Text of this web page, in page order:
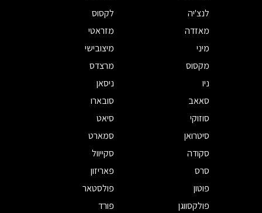
לנצ'יה
לקסוס
מאזדה
מזראטי
מיני
מיצובישי
מקסוס
מרצדס
ניו
ניסאן
סאאב
סובארו
סוזוקי
סיאט
סיטרואן
סמארט
סקודה
סקייוול
סרס
פאריזון
פוטון
פולסטאר
פולקסווגן
פורד